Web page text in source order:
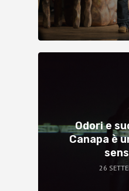
Odori e
Canapa è
26